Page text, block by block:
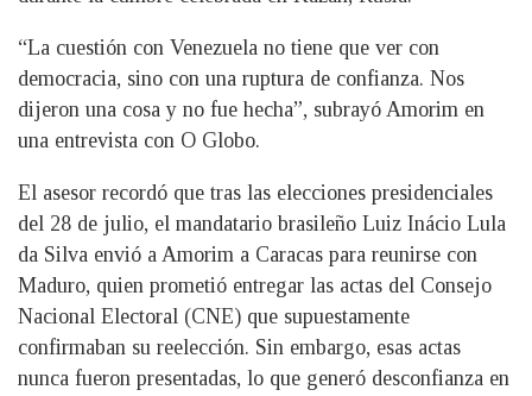
“La cuestión con Venezuela no tiene que ver con
democracia, sino con una ruptura de confianza. Nos
dijeron una cosa y no fue hecha”, subrayó Amorim en
una entrevista con O Globo.
El asesor recordó que tras las elecciones presidenciales
del 28 de julio, el mandatario brasileño Luiz Inácio Lula
da Silva envió a Amorim a Caracas para reunirse con
Maduro, quien prometió entregar las actas del Consejo
Nacional Electoral (CNE) que supuestamente
confirmaban su reelección. Sin embargo, esas actas
nunca fueron presentadas, lo que generó desconfianza en